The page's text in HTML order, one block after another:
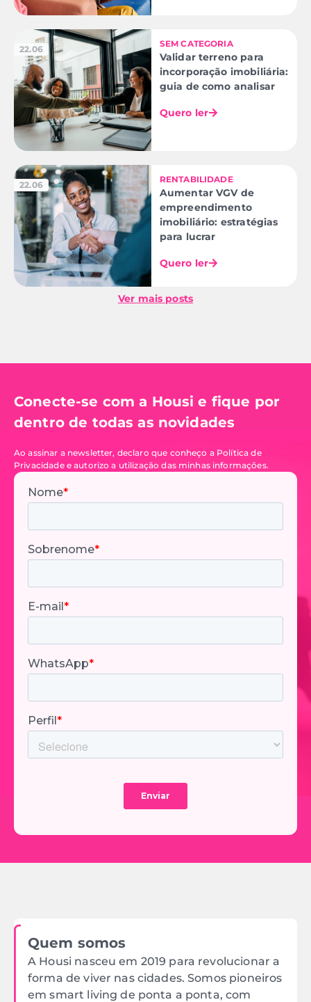
22.06
SEM CATEGORIA
Validar terreno para
incorporação imobiliária:
guia de como analisar
Quero ler
22.06
RENTABILIDADE
Aumentar VGV de
empreendimento
imobiliário: estratégias
para lucrar
Quero ler
Ver mais posts
Conecte-se com a Housi e fique por
dentro de todas as novidades
Ao assinar a newsletter, declaro que conheço a Política de
Privacidade e autorizo a utilização das minhas informações.
Quem somos
A Housi nasceu em 2019 para revolucionar a
forma de viver nas cidades. Somos pioneiros
em smart living de ponta a ponta, com